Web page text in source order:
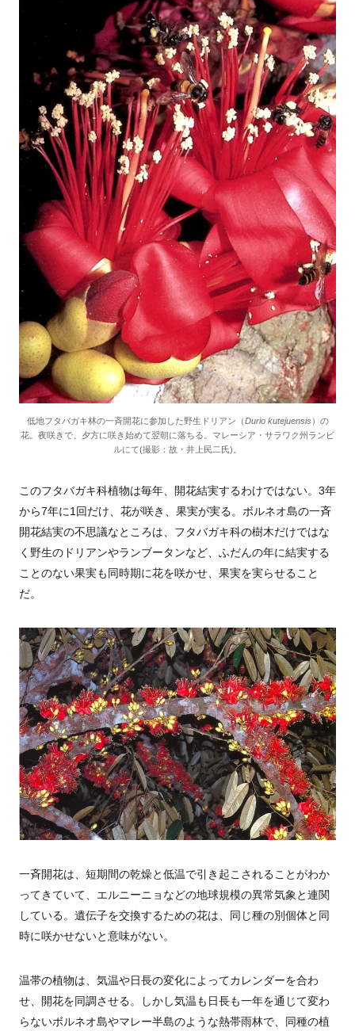
低地フタバガキ林の一斉開花に参加した野生ドリアン（Durio kutejuensis ）の
花。夜咲きで、夕方に咲き始めて翌朝に落ちる。マレーシア・サラワク州ランビ
ルにて(撮影：故・井上民二氏)。
このフタバガキ科植物は毎年、開花結実するわけではない。 3年
から7年に1 回だけ、花が咲き、果実が実る。ボルネオ島の一斉
開花結実の不思議なところは、フタバガキ科の樹木だけではな
く野生のドリアンやランブータンなど、ふだんの年に結実する
ことのない果実も同時期に花を咲かせ、果実を実らせること
だ。
一斉開花は、短期間の乾燥と低温で引き起こされることがわか
ってきていて、エルニーニョなどの地球規模の異常気象と連関
している。遺伝子を交換するための花は、同じ種の別個体と同
時に咲かせないと意味がない。
温帯の植物は、気温や日長の変化によってカレンダーを合わ
せ、開花を同調させる。しかし気温も日長も一年を通じて変わ
らないボルネオ島やマレー半島のような熱帯雨林で、同種の植